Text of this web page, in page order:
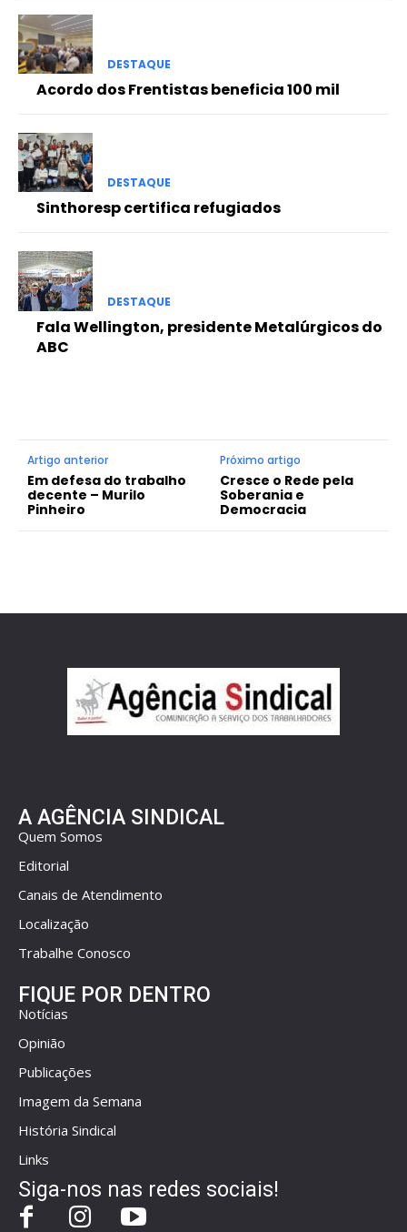
DESTAQUE
Acordo dos Frentistas beneficia 100 mil
DESTAQUE
Sinthoresp certifica refugiados
DESTAQUE
Fala Wellington, presidente Metalúrgicos do
ABC
Artigo anterior
Em defesa do trabalho
decente – Murilo
Pinheiro
Próximo artigo
Cresce o Rede pela
Soberania e
Democracia
A AGÊNCIA SINDICAL
Quem Somos
Editorial
Canais de Atendimento
Localização
Trabalhe Conosco
FIQUE POR DENTRO
Notícias
Opinião
Publicações
Imagem da Semana
História Sindical
Links
Siga-nos nas redes sociais!